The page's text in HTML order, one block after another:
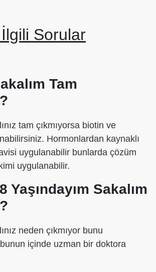
Sorular
Tam
tam çıkmıyorsa biotin ve
Hormonlardan kaynaklı
uygulanabilir bunlarda çözüm
uygulanabilir.
Yaşındayım Sakalım
neden çıkmıyor bunu
içinde uzman bir doktora